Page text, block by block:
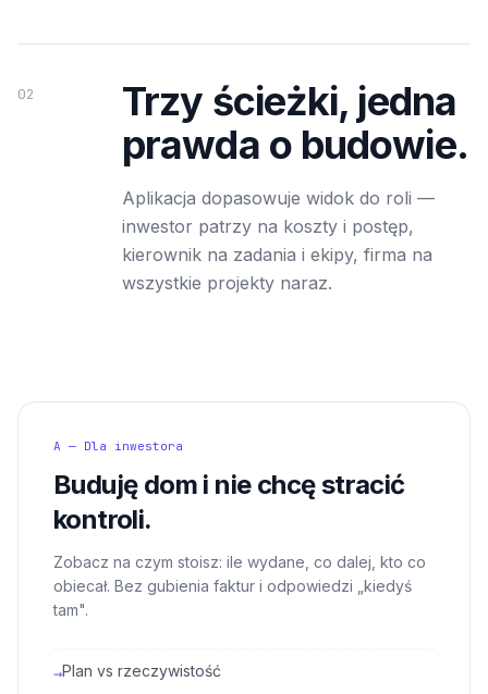
02
Trzy ścieżki, jedna
prawda o budowie.
Aplikacja dopasowuje widok do roli —
inwestor patrzy na koszty i postęp,
kierownik na zadania i ekipy, firma na
wszystkie projekty naraz.
A — Dla inwestora
Buduję dom i nie chcę stracić
kontroli.
Zobacz na czym stoisz: ile wydane, co dalej, kto co
obiecał. Bez gubienia faktur i odpowiedzi „kiedyś
tam".
→Plan vs rzeczywistość